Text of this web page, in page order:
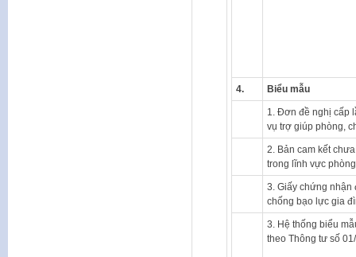
4. Biểu mẫu
1. Đơn đề nghị cấp
vụ trợ giúp phòng,
2. Bản cam kết
trong lĩnh vực
3. Giấy chứng nhận
chống bạo lực gia
3. Hệ thống biểu
theo Thông tư số